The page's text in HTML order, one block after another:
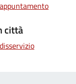
città